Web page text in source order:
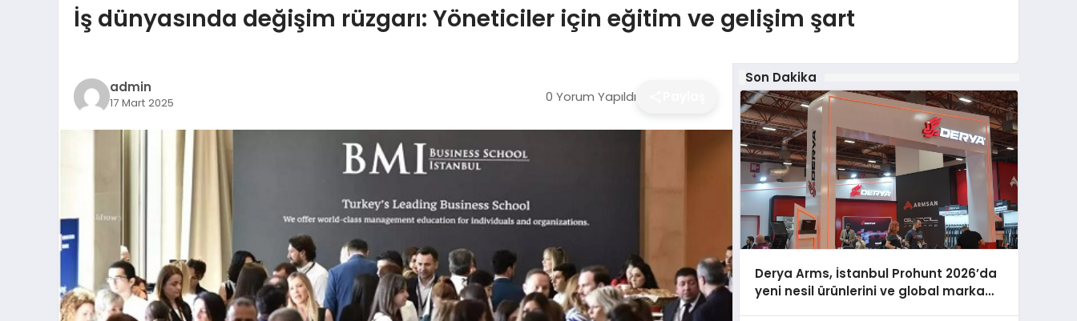
İş dünyasında değişim rüzgarı: Yöneticiler için eğitim ve gelişim şart
admin
17 Mart 2025 0 Yorum Yapıldı
Son Dakika
Derya Arms, İstanbul Prohunt 2026’da
yeni nesil ürünlerini ve global marka